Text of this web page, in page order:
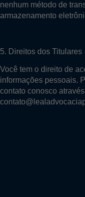
nenhum método de
armazenamento
5. Direitos dos Titulares
Você tem o direito de
informações pessoais.
contato conosco através